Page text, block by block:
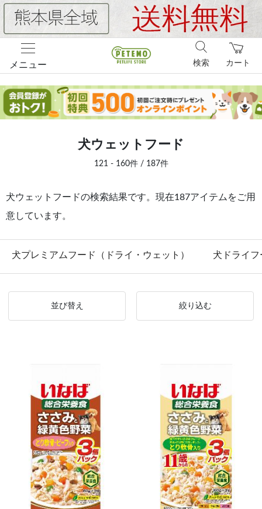
メニュー カート
検索
犬ウェットフード
121 - 160件 / 187件
犬ウェットフードの検索結果です。現在187アイテムをご用
意しています。
犬プレミアムフード（ドライ・ウェット） 犬ドライフ
並び替え 絞り込む